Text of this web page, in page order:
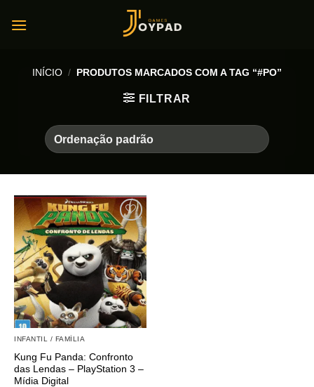
INÍCIO / PRODUTOS MARCADOS COM A TAG “#PO”
FILTRAR
INFANTIL / FAMÍLIA
Kung Fu Panda: Confronto
das Lendas – PlayStation 3 –
Mídia Digital